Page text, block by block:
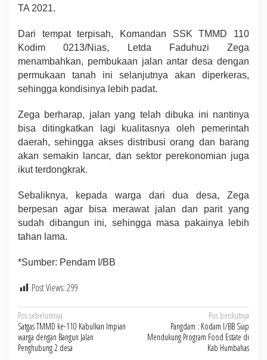
TA 2021.
Dari tempat terpisah, Komandan SSK TMMD 110
Kodim 0213/Nias, Letda Faduhuzi Zega
menambahkan, pembukaan jalan antar desa dengan
permukaan tanah ini selanjutnya akan diperkeras,
sehingga kondisinya lebih padat.
Zega berharap, jalan yang telah dibuka ini nantinya
bisa ditingkatkan lagi kualitasnya oleh pemerintah
daerah, sehingga akses distribusi orang dan barang
akan semakin lancar, dan sektor perekonomian juga
ikut terdongkrak.
Sebaliknya, kepada warga dari dua desa, Zega
berpesan agar bisa merawat jalan dan parit yang
sudah dibangun ini, sehingga masa pakainya lebih
tahan lama.
*Sumber: Pendam I/BB
Post Views:299
Navigasi
pos
Pos sebelumnya
Satgas TMMD ke-110 Kabulkan Impian
warga dengan Bangun Jalan
Penghubung 2 desa
Pos berikutnya
Pangdam : Kodam I/BB Siap
Mendukung Program Food Estate di
Kab Humbahas